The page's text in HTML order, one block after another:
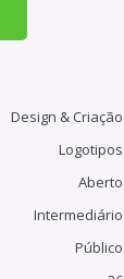
Design & Criação
Logotipos
Aberto
Intermediário
Público